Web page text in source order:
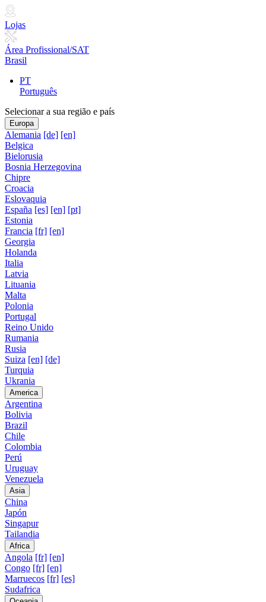
Lojas
Área Profissional/SAT
Brasil
PT
Português
Selecionar a sua região e país
Europa
Alemania [de] [en]
Belgica
Bielorusia
Bosnia Herzegovina
Chipre
Croacia
Eslovaquia
España [es] [en] [pt]
Estonia
Francia [fr] [en]
Georgia
Holanda
Italia
Latvia
Lituania
Malta
Polonia
Portugal
Reino Unido
Rumania
Rusia
Suiza [en] [de]
Turquia
Ukrania
America
Argentina
Bolivia
Brazil
Chile
Colombia
Perú
Uruguay
Venezuela
Asia
China
Japón
Singapur
Tailandia
Africa
Angola [fr] [en]
Congo [fr] [en]
Marruecos [fr] [es]
Sudafrica